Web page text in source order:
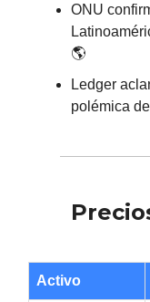
ONU
🌎
Ledger
polémica
Activo